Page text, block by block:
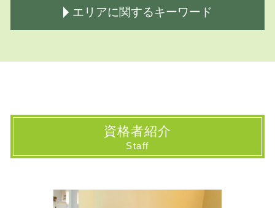
相続とは わかりやすく
相続方法
相続登記とは
相続手続き 司法書士
相続登記 必要書類
相続放棄手続き 司法書士
相続放棄 代襲相続
家族信託 流れ
家族 信託 危険
家族信託 公正証書
家族信託 司法書士
家族信託 認知症
登記 ネット
登記
相続 登記
登記申請書 書き方
商業 登記簿謄本
土地 登記
登記 と は
エリアに関するキーワード
登記 埼玉県 司法書士
相続 国立市 司法書士
民事信託 山梨県 司法書士
登記 山梨県 司法書士
相続 山梨県 司法書士
資格者紹介
Staff